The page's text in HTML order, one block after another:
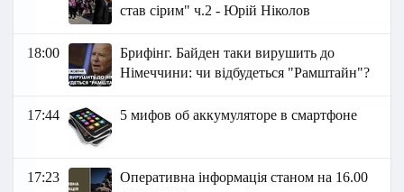
став сірим" ч.2 - Юрій Ніколов
18:00
Брифінг. Байден таки вирушить до
Німеччини: чи відбудеться "Рамштайн"?
17:44 5 мифов об аккумуляторе в смартфоне
17:23
Оперативна інформація станом на 16.00